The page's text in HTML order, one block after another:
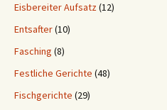
Eisbereiter Aufsatz(12)
Entsafter(10)
Fasching (8)
Festliche Gerichte (48)
Fischgerichte (29)